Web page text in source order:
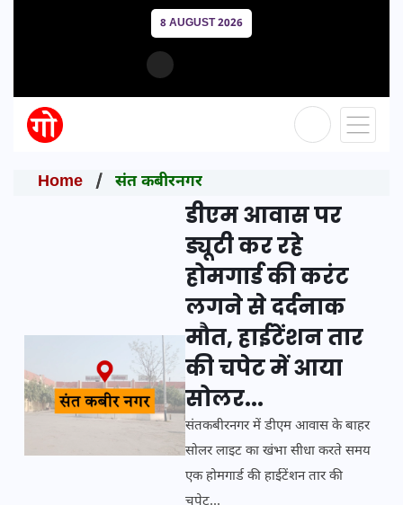
8 AUGUST 2026
Home संत कबीरनगर
डीएम आवास पर
ड्यूटी कर रहे
होमगार्ड की करंट
लगने से दर्दनाक
मौत, हाईटेंशन तार
की चपेट में आया
सोलर...
संतकबीरनगर में डीएम आवास के बाहर
सोलर लाइट का खंभा सीधा करते समय
एक होमगार्ड की हाईटेंशन तार की